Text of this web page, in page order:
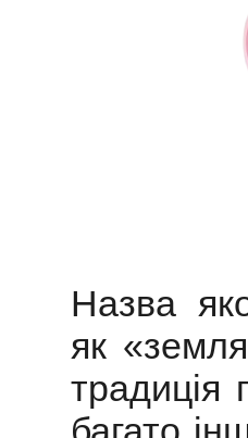
Назва
як
традиція